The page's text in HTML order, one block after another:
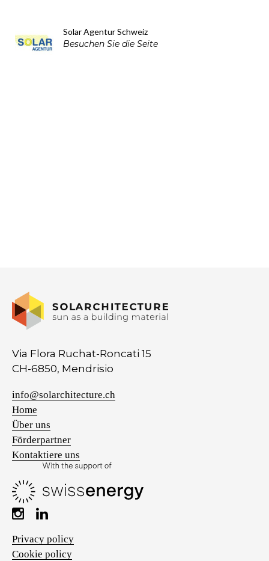
Solar Agentur Schweiz
Besuchen Sie die Seite
Via Flora Ruchat-Roncati 15
CH-6850, Mendrisio
info@solarchitecture.ch
Home
Über uns
Förderpartner
Kontaktiere uns
Privacy policy
Cookie policy